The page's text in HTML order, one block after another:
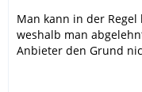
Man kann in der
weshalb man
Anbieter den Grund